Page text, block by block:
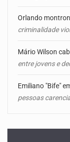
Orlando
criminalidade
Mário Wilson
entre jovens e
Emiliano "Bife"
pessoas